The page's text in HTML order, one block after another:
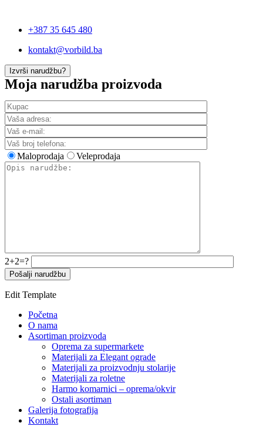
+387 35 645 480
kontakt@vorbild.ba
Izvrši narudžbu?
Moja narudžba proizvoda
Maloprodaja Veleprodaja
2+2=?
Edit Template
Početna
O nama
Asortiman proizvoda
Oprema za supermarkete
Materijali za Elegant ograde
Materijali za proizvodnju stolarije
Materijali za roletne
Harmo komarnici – oprema/okvir
Ostali asortiman
Galerija fotografija
Kontakt